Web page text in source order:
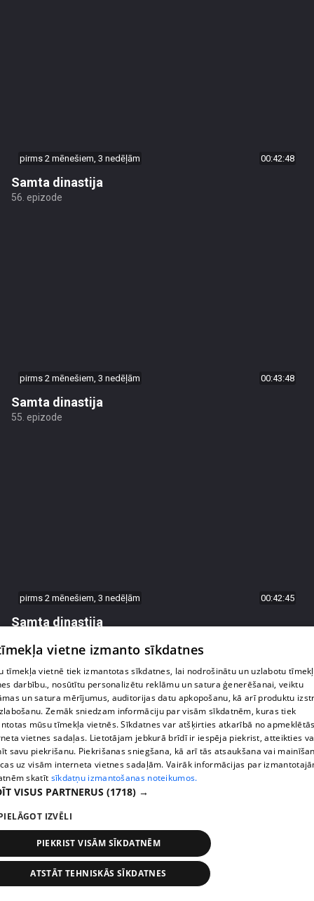
pirms 2 mēnešiem, 3 nedēļām 00:42:48
Samta dinastija
56. epizode
pirms 2 mēnešiem, 3 nedēļām 00:43:48
Samta dinastija
55. epizode
pirms 2 mēnešiem, 3 nedēļām 00:42:45
Samta dinastija
pirms 2 mēnešiem, 3 nedēļām
Samta dinastija
53. epizode
vietne izmanto sīkdatnes
tīmekļa vietnē tiek izmantotas sīkdatnes, lai nodrošinātu un uzlabotu
darbību., nosūtītu personalizētu reklāmu un satura ģenerēšanai, veiktu
un satura mērījumus, auditorijas datu apkopošanu, kā arī produktu
Zemāk sniedzam informāciju par visām sīkdatnēm, kuras tiek
mūsu tīmekļa vietnēs. Sīkdatnes var atšķirties atkarībā no
vietnes sadaļas. Lietotājam jebkurā brīdī ir iespēja piekrist, atteikties
savu piekrišanu. Piekrišanas sniegšana, kā arī tās atsaukšana vai
uz visām interneta vietnes sadaļām. Vairāk informācijas par
skatīt sīkdatņu izmantošanas noteikumos.
VISUS PARTNERUS (1718) →
IZVĒLI
PIEKRIST VISĀM SĪKDATNĒM
ATSTĀT TEHNISKĀS SĪKDATNES